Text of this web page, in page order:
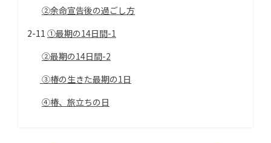
②余命宣告後の過ごし方
2-11 ①最期の14日間-1
②最期の14日間-2
③椿の生きた最期の1日
④椿、旅立ちの日